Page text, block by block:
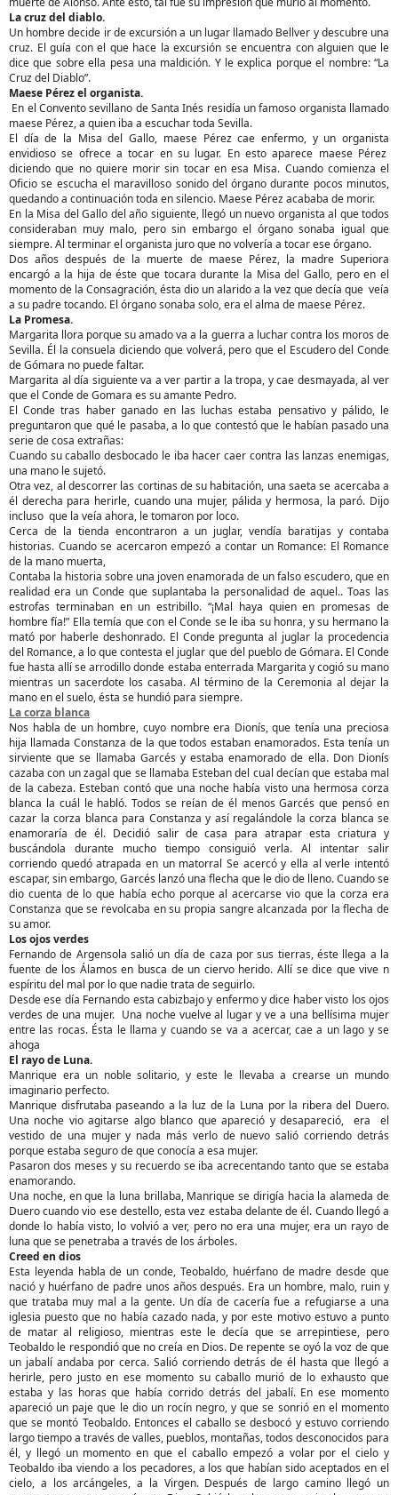
La cruz del diablo.
Un hombre decide ir de excursión a un lugar llamado Bellver y descubre una
cruz. El guía con el que hace la excursión se encuentra con alguien que le
dice que sobre ella pesa una maldición. Y le explica porque el nombre: “La
Cruz del Diablo”.
Maese Pérez el organista.
En el Convento sevillano de Santa Inés residía un famoso organista llamado
maese Pérez, a quien iba a escuchar toda Sevilla.
El día de la Misa del Gallo, maese Pérez cae enfermo, y un organista
envidioso se ofrece a tocar en su lugar. En esto aparece maese Pérez
diciendo que no quiere morir sin tocar en esa Misa. Cuando comienza el
Oficio se escucha el maravilloso sonido del órgano durante pocos minutos,
quedando a continuación toda en silencio. Maese Pérez acababa de morir.
En la Misa del Gallo del año siguiente, llegó un nuevo organista al que todos
consideraban muy malo, pero sin embargo el órgano sonaba igual que
siempre. Al terminar el organista juro que no volvería a tocar ese órgano.
Dos años después de la muerte de maese Pérez, la madre Superiora
encargó a la hija de éste que tocara durante la Misa del Gallo, pero en el
momento de la Consagración, ésta dio un alarido a la vez que decía que veía
a su padre tocando. El órgano sonaba solo, era el alma de maese Pérez.
La Promesa.
Margarita llora porque su amado va a la guerra a luchar contra los moros de
Sevilla. Él la consuela diciendo que volverá, pero que el Escudero del Conde
de Gómara no puede faltar.
Margarita al día siguiente va a ver partir a la tropa, y cae desmayada, al ver
que el Conde de Gomara es su amante Pedro.
El Conde tras haber ganado en las luchas estaba pensativo y pálido, le
preguntaron que qué le pasaba, a lo que contestó que le habían pasado una
serie de cosa extrañas:
Cuando su caballo desbocado le iba hacer caer contra las lanzas enemigas,
una mano le sujetó.
Otra vez, al descorrer las cortinas de su habitación, una saeta se acercaba a
él derecha para herirle, cuando una mujer, pálida y hermosa, la paró. Dijo
incluso que la veía ahora, le tomaron por loco.
Cerca de la tienda encontraron a un juglar, vendía baratijas y contaba
historias. Cuando se acercaron empezó a contar un Romance: El Romance
de la mano muerta,
Contaba la historia sobre una joven enamorada de un falso escudero, que en
realidad era un Conde que suplantaba la personalidad de aquel.. Toas las
estrofas terminaban en un estribillo. “¡Mal haya quien en promesas de
hombre fía!” Ella temía que con el Conde se le iba su honra, y su hermano la
mató por haberle deshonrado. El Conde pregunta al juglar la procedencia
del Romance, a lo que contesta el juglar que del pueblo de Gómara. El Conde
fue hasta allí se arrodillo donde estaba enterrada Margarita y cogió su mano
mientras un sacerdote los casaba. Al término de la Ceremonia al dejar la
mano en el suelo, ésta se hundió para siempre.
La corza blanca
Nos habla de un hombre, cuyo nombre era Dionís, que tenía una preciosa
hija llamada Constanza de la que todos estaban enamorados. Esta tenía un
sirviente que se llamaba Garcés y estaba enamorado de ella. Don Dionís
cazaba con un zagal que se llamaba Esteban del cual decían que estaba mal
de la cabeza. Esteban contó que una noche había visto una hermosa corza
blanca la cuál le habló. Todos se reían de él menos Garcés que pensó en
cazar la corza blanca para Constanza y así regalándole la corza blanca se
enamoraría de él. Decidió salir de casa para atrapar esta criatura y
buscándola durante mucho tiempo consiguió verla. Al intentar salir
corriendo quedó atrapada en un matorral Se acercó y ella al verle intentó
escapar, sin embargo, Garcés lanzó una flecha que le dio de lleno. Cuando se
dio cuenta de lo que había echo porque al acercarse vio que la corza era
Constanza que se revolcaba en su propia sangre alcanzada por la flecha de
su amor.
Los ojos verdes
Fernando de Argensola salió un día de caza por sus tierras, éste llega a la
fuente de los Álamos en busca de un ciervo herido. Allí se dice que vive n
espíritu del mal por lo que nadie trata de seguirlo.
Desde ese día Fernando esta cabizbajo y enfermo y dice haber visto los ojos
verdes de una mujer. Una noche vuelve al lugar y ve a una bellísima mujer
entre las rocas. Ésta le llama y cuando se va a acercar, cae a un lago y se
ahoga
El rayo de Luna.
Manrique era un noble solitario, y este le llevaba a crearse un mundo
imaginario perfecto.
Manrique disfrutaba paseando a la luz de la Luna por la ribera del Duero.
Una noche vio agitarse algo blanco que apareció y desapareció, era el
vestido de una mujer y nada más verlo de nuevo salió corriendo detrás
porque estaba seguro de que conocía a esa mujer.
Pasaron dos meses y su recuerdo se iba acrecentando tanto que se estaba
enamorando.
Una noche, en que la luna brillaba, Manrique se dirigía hacia la alameda de
Duero cuando vio ese destello, esta vez estaba delante de él. Cuando llegó a
donde lo había visto, lo volvió a ver, pero no era una mujer, era un rayo de
luna que se penetraba a través de los árboles.
Creed en dios
Esta leyenda habla de un conde, Teobaldo, huérfano de madre desde que
nació y huérfano de padre unos años después. Era un hombre, malo, ruin y
que trataba muy mal a la gente. Un día de cacería fue a refugiarse a una
iglesia puesto que no había cazado nada, y por este motivo estuvo a punto
de matar al religioso, mientras este le decía que se arrepintiese, pero
Teobaldo le respondió que no creía en Dios. De repente se oyó la voz de que
un jabalí andaba por cerca. Salió corriendo detrás de él hasta que llegó a
herirle, pero justo en ese momento su caballo murió de lo exhausto que
estaba y las horas que había corrido detrás del jabalí. En ese momento
apareció un paje que le dio un rocín negro, y que se sonrió en el momento
que se montó Teobaldo. Entonces el caballo se desbocó y estuvo corriendo
largo tiempo a través de valles, pueblos, montañas, todos desconocidos para
él, y llegó un momento en que el caballo empezó a volar por el cielo y
Teobaldo iba viendo a los pecadores, a los que habían sido aceptados en el
cielo, a los arcángeles, a la Virgen. Después de largo camino llegó un